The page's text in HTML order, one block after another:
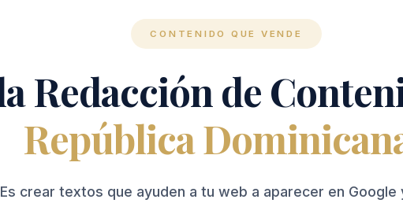
CONTENIDO QUE VENDE
Redacción de
República
Es crear textos que ayuden a tu web a aparecer en Google